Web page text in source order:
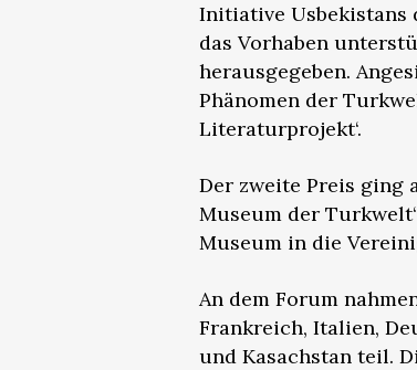
Initiative Usbekistans
das Vorhaben
herausgegeben.
Phänomen der
Literaturprojekt‘.
Der zweite Preis ging
Museum der
Museum in die
An dem Forum
Frankreich, Italien,
und Kasachstan teil.